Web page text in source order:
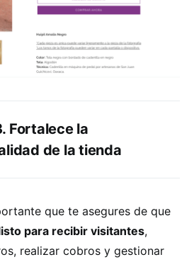
Fortalece la
de la tienda
que te asegures de que
para recibir visitantes,
realizar cobros y gestionar